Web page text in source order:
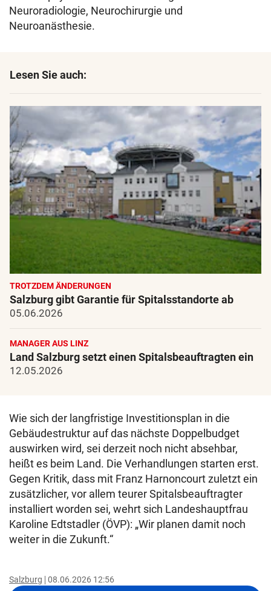
Neuroradiologie, Neurochirurgie und
Neuroanästhesie.
Lesen Sie auch:
TROTZDEM ÄNDERUNGEN
Salzburg gibt Garantie für Spitalsstandorte ab
05.06.2026
MANAGER AUS LINZ
Land Salzburg setzt einen Spitalsbeauftragten ein
12.05.2026
Wie sich der langfristige Investitionsplan in die
Gebäudestruktur auf das nächste Doppelbudget
auswirken wird, sei derzeit noch nicht absehbar,
heißt es beim Land. Die Verhandlungen starten erst.
Gegen Kritik, dass mit Franz Harnoncourt zuletzt ein
zusätzlicher, vor allem teurer Spitalsbeauftragter
installiert worden sei, wehrt sich Landeshauptfrau
Karoline Edtstadler (ÖVP): „Wir planen damit noch
weiter in die Zukunft.“
Salzburg 08.06.2026 12:56